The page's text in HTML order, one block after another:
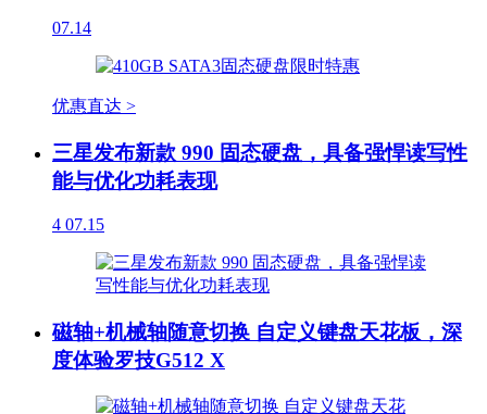
07.14
优惠直达 >
三星发布新款 990 固态硬盘，具备强悍读写性
能与优化功耗表现
4 07.15
磁轴+机械轴随意切换 自定义键盘天花板，深
度体验罗技G512 X